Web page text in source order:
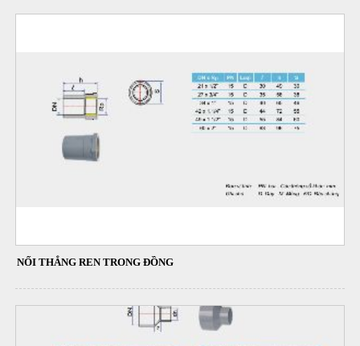
NỐI THẲNG REN TRONG ĐỒNG